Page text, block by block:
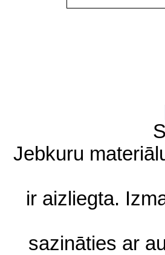
Jebkuru
ir aizliegta.
sazināties ar